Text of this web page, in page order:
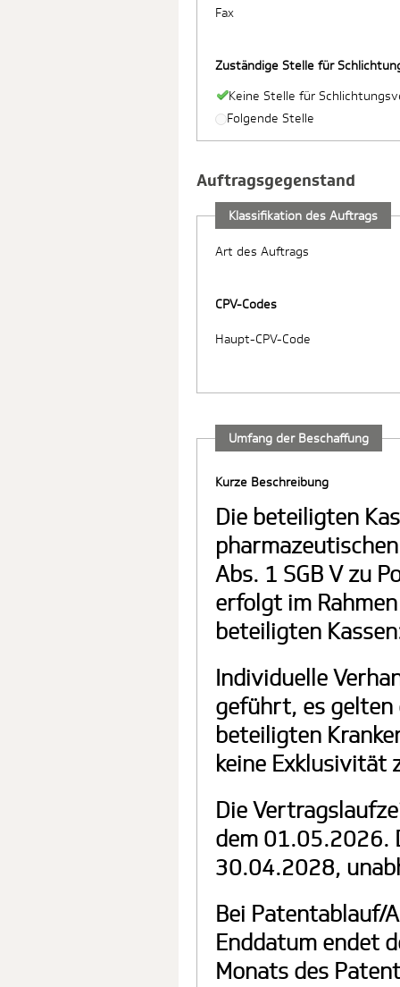
Fax
Zuständige Stelle für
Keine Stelle für
Folgende Stelle
Auftragsgegenstand
Klassifikation des Auftrags
Art des Auftrags
CPV-Codes
Haupt-CPV-Code
Umfang der Beschaffung
Kurze Beschreibung
Die beteiligten
Abs. 1 SGB V zu
erfolgt im
beteiligten
Individuelle
geführt, es gelten
beteiligten
keine Exklusivität
Die
dem 01.05.2026.
30.04.2028,
Bei Patentablauf/
Enddatum endet
Monats des